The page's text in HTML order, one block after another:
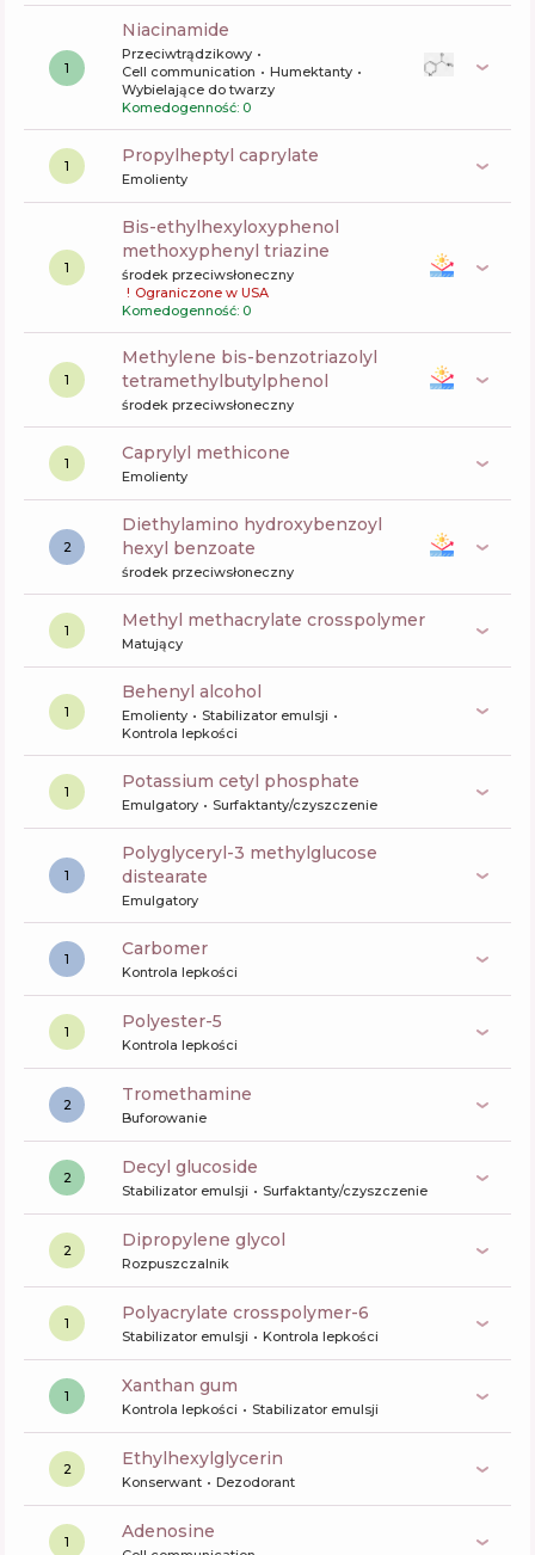
1
niacinamide
Przeciwtrądzikowy
Cell communication
Humektanty
Wybielające do twarzy
Komedogenność: 0
1 propylheptyl caprylate
Emolienty
1
bis-ethylhexyloxyphenol
methoxyphenyl triazine
środek przeciwsłoneczny
! Ograniczone w USA
Komedogenność: 0
1
methylene bis-benzotriazolyl
tetramethylbutylphenol
środek przeciwsłoneczny
1 caprylyl methicone
Emolienty
2
diethylamino hydroxybenzoyl
hexyl benzoate
środek przeciwsłoneczny
1 methyl methacrylate crosspolymer
Matujący
1
behenyl alcohol
Emolienty
Stabilizator emulsji
Kontrola lepkości
1 potassium cetyl phosphate
Emulgatory Surfaktanty/czyszczenie
1
polyglyceryl-3 methylglucose
distearate
Emulgatory
1 carbomer
Kontrola lepkości
1 polyester-5
Kontrola lepkości
2 tromethamine
Buforowanie
2 decyl glucoside
Stabilizator emulsji Surfaktanty/czyszczenie
2 dipropylene glycol
Rozpuszczalnik
1 polyacrylate crosspolymer-6
Stabilizator emulsji Kontrola lepkości
1 xanthan gum
Kontrola lepkości Stabilizator emulsji
2 ethylhexylglycerin
Konserwant Dezodorant
1 Adenosine